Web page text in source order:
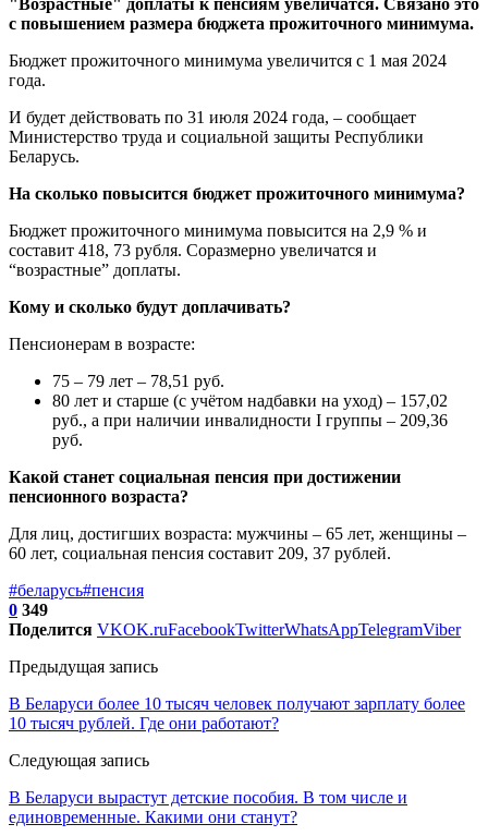
с повышением размера бюджета прожиточного минимума.
Бюджет прожиточного минимума увеличится с 1 мая 2024
года.
И будет действовать по 31 июля 2024 года, – сообщает
Министерство труда и социальной защиты Республики
Беларусь.
На сколько повысится бюджет прожиточного минимума?
Бюджет прожиточного минимума повысится на 2,9 % и
составит 418, 73 рубля. Соразмерно увеличатся и
“возрастные” доплаты.
Кому и сколько будут доплачивать?
Пенсионерам в возрасте:
75 – 79 лет – 78,51 руб.
80 лет и старше (с учётом надбавки на уход) – 157,02
руб., а при наличии инвалидности I группы – 209,36
руб.
Какой станет социальная пенсия при достижении
пенсионного возраста?
Для лиц, достигших возраста: мужчины – 65 лет, женщины –
60 лет, социальная пенсия составит 209, 37 рублей.
#беларусь#пенсия
0 349
Поделится VKOK.ruFacebookTwitterWhatsAppTelegramViber
Предыдущая запись
В Беларуси более 10 тысяч человек получают зарплату более
10 тысяч рублей. Где они работают?
Следующая запись
В Беларуси вырастут детские пособия. В том числе и
единовременные. Какими они станут?